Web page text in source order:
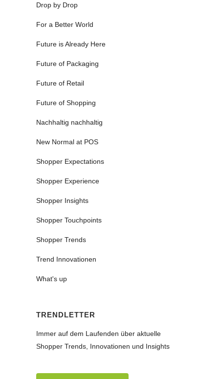
Drop by Drop
For a Better World
Future is Already Here
Future of Packaging
Future of Retail
Future of Shopping
Nachhaltig nachhaltig
New Normal at POS
Shopper Expectations
Shopper Experience
Shopper Insights
Shopper Touchpoints
Shopper Trends
Trend Innovationen
What's up
TRENDLETTER
Immer auf dem Laufenden über aktuelle
Shopper Trends, Innovationen und Insights